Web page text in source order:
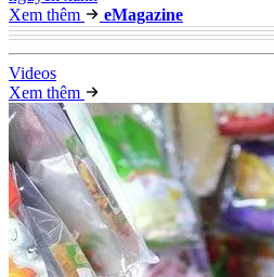
Xem thêm
eMagazine
Videos
Xem thêm